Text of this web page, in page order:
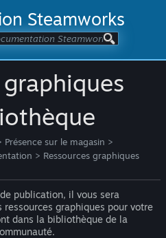
Steamworks
Présence sur le magasin >
> Ressources graphiques
publication, il vous sera
graphiques pour votre
dans la bibliothèque de la